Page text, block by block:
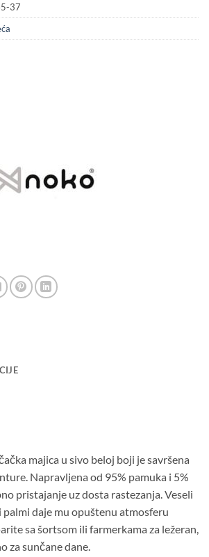
37
majica u sivo beloj boji je savršena
Napravljena od 95% pamuka i 5%
pristajanje uz dosta rastezanja. Veseli
palmi daje mu opuštenu atmosferu
sa šortsom ili farmerkama za ležeran,
za sunčane dane.